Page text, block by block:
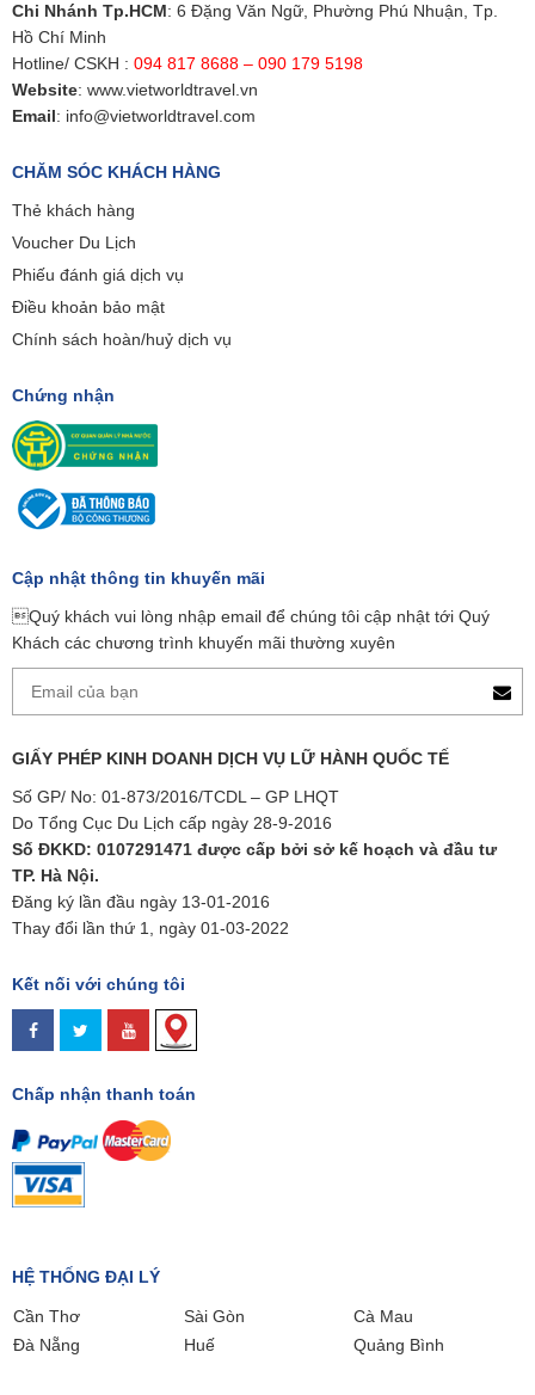
Chi Nhánh Tp.HCM: 6 Đặng Văn Ngữ, Phường Phú Nhuận, Tp.
Hồ Chí Minh
Hotline/ CSKH : 094 817 8688 – 090 179 5198
Website: www.vietworldtravel.vn
Email: info@vietworldtravel.com
CHĂM SÓC KHÁCH HÀNG
Thẻ khách hàng
Voucher Du Lịch
Phiếu đánh giá dịch vụ
Điều khoản bảo mật
Chính sách hoàn/huỷ dịch vụ
Chứng nhận
Cập nhật thông tin khuyến mãi
Quý khách vui lòng nhập email để chúng tôi cập nhật tới Quý
Khách các chương trình khuyến mãi thường xuyên
GIẤY PHÉP KINH DOANH DỊCH VỤ LỮ HÀNH QUỐC TẾ
Số GP/ No: 01-873/2016/TCDL – GP LHQT
Do Tổng Cục Du Lịch cấp ngày 28-9-2016
Số ĐKKD: 0107291471 được cấp bởi sở kế hoạch và đầu tư
TP. Hà Nội.
Đăng ký lần đầu ngày 13-01-2016
Thay đổi lần thứ 1, ngày 01-03-2022
Kết nối với chúng tôi
Chấp nhận thanh toán
HỆ THỐNG ĐẠI LÝ
Cần Thơ Sài Gòn
Cà Mau
Đà Nẵng
Huế Quảng Bình